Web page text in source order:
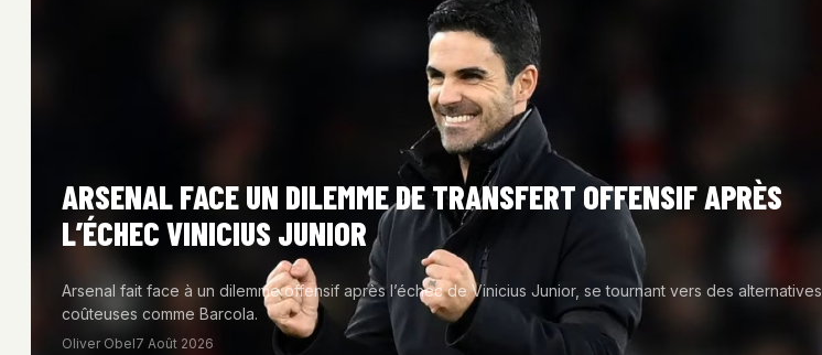
ARSENAL FACE UN DILEMME DE TRANSFERT OFFENSIF APRÈS
L’ÉCHEC VINICIUS JUNIOR
Arsenal fait face à un dilemme offensif après l’échec de Vinicius Junior, se tournant vers des alternatives
coûteuses comme Barcola.
Oliver Obel7 Août 2026